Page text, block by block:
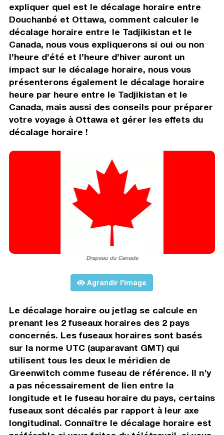
expliquer quel est le décalage horaire entre
Douchanbé et Ottawa, comment calculer le
décalage horaire entre le Tadjikistan et le
Canada, nous vous expliquerons si oui ou non
l’heure d’été et l’heure d’hiver auront un
impact sur le décalage horaire, nous vous
présenterons également le décalage horaire
heure par heure entre le Tadjikistan et le
Canada, mais aussi des conseils pour préparer
votre voyage à Ottawa et gérer les effets du
décalage horaire !
Drapeau du Canada
Agrandir l'image
Le décalage horaire ou jetlag se calcule en
prenant les 2 fuseaux horaires des 2 pays
concernés. Les fuseaux horaires sont basés
sur la norme UTC (auparavant GMT) qui
utilisent tous les deux le méridien de
Greenwitch comme fuseau de référence. Il n'y
a pas nécessairement de lien entre la
longitude et le fuseau horaire du pays, certains
fuseaux sont décalés par rapport à leur axe
longitudinal. Connaître le décalage horaire est